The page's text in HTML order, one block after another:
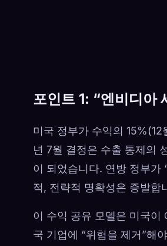
포인트 1: “엔비디아
미국 정부가 수익의
년 7월 결정은 수출 통제의
이 되었습니다. 연방 정부가
적, 전략적 명확성은 증발합
이 수익 공유 모델은 미국이
국 기업에 “위험을 제거”해